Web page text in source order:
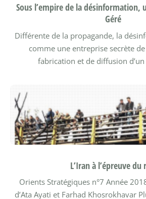
Sous l’empire de la désinformation,
Géré
Différente de la propagande, la
comme une entreprise secrète
fabrication et de diffusion
L’Iran à l’épreuve du
Orients Stratégiques n°7 Année
d’Ata Ayati et Farhad Khosrokhavar